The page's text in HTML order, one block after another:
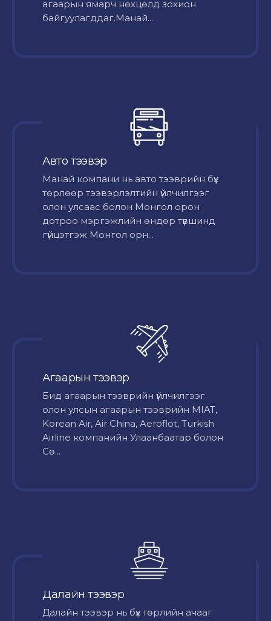
агаарын ямарч нөхцөлд зохион
байгуулагддаг.Манай...
Авто тээвэр
Mанай компани нь авто тээврийн бүх
төрлөөр тээвэрлэлтийн үйлчилгээг
олон улсаас болон Монгол орон
дотроо мэргэжлийн өндөр түвшинд
гүйцэтгэж Монгол орн...
Агаарын тээвэр
Бид агаарын тээврийн үйлчилгээг
олон улсын агаарын тээврийн MIAT,
Korean Air, Air China, Aeroflot, Turkish
Airline компанийн Улаанбаатар болон
Сө...
Далайн тээвэр
Далайн тээвэр нь бүх төрлийн ачааг